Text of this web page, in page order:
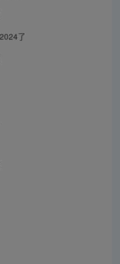
了